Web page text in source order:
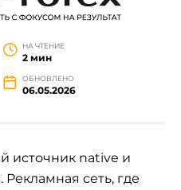
НА ЧТЕНИЕ
2 мин
ОБНОВЛЕНО
06.05.2026
источник native и
сеть, где